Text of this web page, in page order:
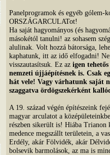
Panelprogramok és egyéb gólem-
ORSZÁGARCULATot!
Ha saját hagyományos (és
másokétól tanulni! az sohasem
alulinak. Volt hozzá bátorsága,
kaphatunk, itt az idő elfogadni!
visszautasítsuk. Ez az igen
nemzeti újjáépítésnek is. Csak
hát vele! Vagy várhatunk saját
szaggatva ördögszekérként
A 19. század végén építészeink
magyar arculatot a
részben sikerült is! Hiába
medence megszállt területein, a
Erdély, akár Fölvidék, akár
bolsevik barmolások, az ma is